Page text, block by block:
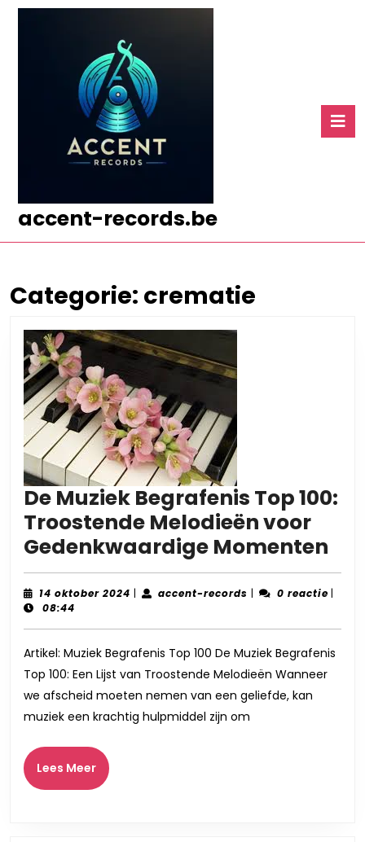
accent-records.be
Categorie: crematie
De Muziek Begrafenis Top 100:
Troostende Melodieën voor
Gedenkwaardige Momenten
14 oktober 2024 14| accent-records accent-
| 0 reactie |
08:44
Artikel: Muziek Begrafenis Top 100 De Muziek Begrafenis
Top 100: Een Lijst van Troostende Melodieën Wanneer
we afscheid moeten nemen van een geliefde, kan
muziek een krachtig hulpmiddel zijn om
Lees MeerLees
Meer